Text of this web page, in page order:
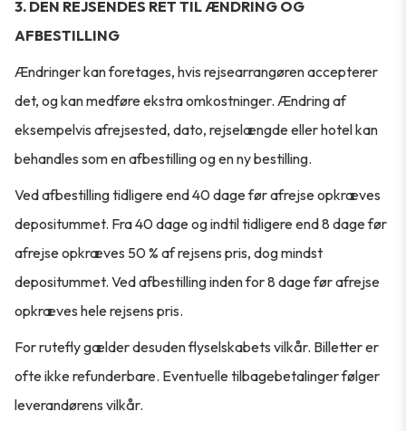
3. DEN REJSENDES RET TIL ÆNDRING OG
AFBESTILLING
Ændringer kan foretages, hvis rejsearrangøren accepterer
det, og kan medføre ekstra omkostninger. Ændring af
eksempelvis afrejsested, dato, rejselængde eller hotel kan
behandles som en afbestilling og en ny bestilling.
Ved afbestilling tidligere end 40 dage før afrejse opkræves
depositummet. Fra 40 dage og indtil tidligere end 8 dage før
afrejse opkræves 50 % af rejsens pris, dog mindst
depositummet. Ved afbestilling inden for 8 dage før afrejse
opkræves hele rejsens pris.
For rutefly gælder desuden flyselskabets vilkår. Billetter er
ofte ikke refunderbare. Eventuelle tilbagebetalinger følger
leverandørens vilkår.